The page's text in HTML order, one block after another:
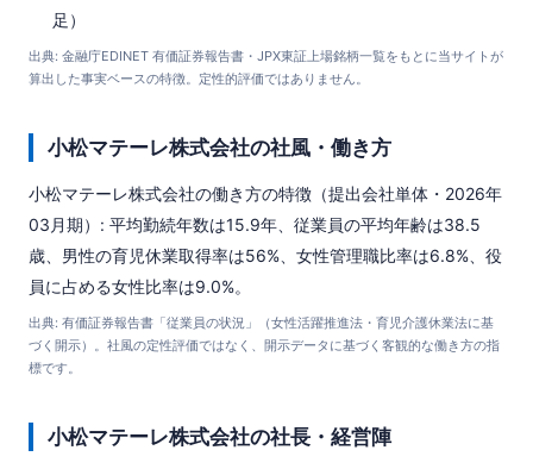
足）
出典: 金融庁EDINET 有価証券報告書・JPX東証上場銘柄一覧をもとに当サイトが
算出した事実ベースの特徴。定性的評価ではありません。
小松マテーレ株式会社の社風・働き方
小松マテーレ株式会社の働き方の特徴（提出会社単体・2026年
03月期）: 平均勤続年数は15.9年、従業員の平均年齢は38.5
歳、男性の育児休業取得率は56%、女性管理職比率は6.8%、役
員に占める女性比率は9.0%。
出典: 有価証券報告書「従業員の状況」（女性活躍推進法・育児介護休業法に基
づく開示）。社風の定性評価ではなく、開示データに基づく客観的な働き方の指
標です。
小松マテーレ株式会社の社長・経営陣